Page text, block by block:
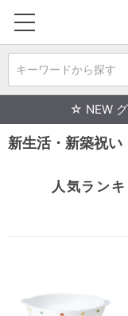
キーワードから探す
☆ NEW
新生活・新築祝い
人気ラン